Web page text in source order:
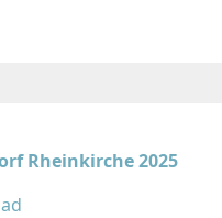
Rheinkirche 2025